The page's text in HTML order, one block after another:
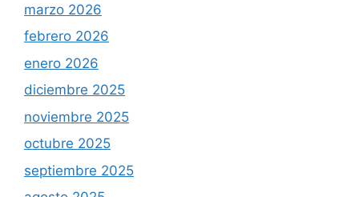
marzo 2026
febrero 2026
enero 2026
diciembre 2025
noviembre 2025
octubre 2025
septiembre 2025